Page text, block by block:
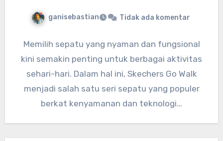
ganisebastian Tidak ada komentar
Memilih sepatu yang nyaman dan fungsional
kini semakin penting untuk berbagai aktivitas
sehari-hari. Dalam hal ini, Skechers Go Walk
menjadi salah satu seri sepatu yang populer
berkat kenyamanan dan teknologi…